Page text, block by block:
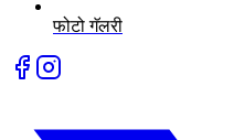
फोटो गॅलरी